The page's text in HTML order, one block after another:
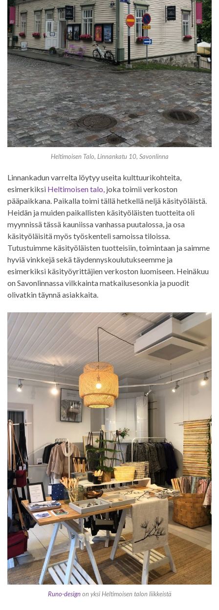
Heltimoisen Talo, Linnankatu 10, Savonlinna
Linnankadun varrelta löytyy useita kulttuurikohteita,
esimerkiksi Heltimoisen talo, joka toimii verkoston
pääpaikkana. Paikalla toimi tällä hetkellä neljä käsityöläistä.
Heidän ja muiden paikallisten käsityöläisten tuotteita oli
myynnissä tässä kauniissa vanhassa puutalossa, ja osa
käsityöläisitä myös työskenteli samoissa tiloissa.
Tutustuimme käsityöläisten tuotteisiin, toimintaan ja saimme
hyviä vinkkejä sekä täydennyskoulutukseemme ja
esimerkiksi käsityöyrittäjien verkoston luomiseen. Heinäkuu
on Savonlinnassa vilkkainta matkailusesonkia ja puodit
olivatkin täynnä asiakkaita.
Runo-designon yksi Heltimoisen talon liikkeistä